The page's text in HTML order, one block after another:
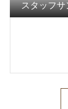
スタッフサ